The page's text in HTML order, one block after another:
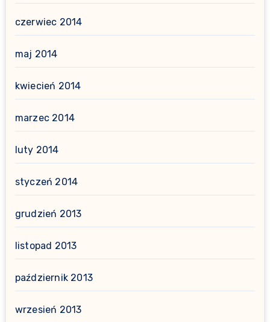
czerwiec 2014
maj 2014
kwiecień 2014
marzec 2014
luty 2014
styczeń 2014
grudzień 2013
listopad 2013
październik 2013
wrzesień 2013